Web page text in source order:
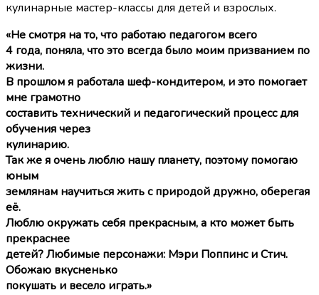
кулинарные мастер-классы для детей и взрослых.
«Не смотря на то, что работаю педагогом всего
4 года, поняла, что это всегда было моим призванием по
жизни.
В прошлом я работала шеф-кондитером, и это помогает
мне грамотно
составить технический и педагогический процесс для
обучения через
кулинарию.
Так же я очень люблю нашу планету, поэтому помогаю
юным
землянам научиться жить с природой дружно, оберегая
её.
Люблю окружать себя прекрасным, а кто может быть
прекраснее
детей? Любимые персонажи: Мэри Поппинс и Стич.
Обожаю вкусненько
покушать и весело играть.»